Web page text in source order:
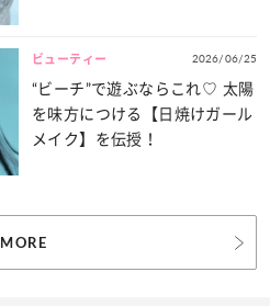
ビューティー 2026/06/25
“ビーチ”で遊ぶならこれ♡ 太陽
を味方につける【日焼けガール
メイク】を伝授！
MORE